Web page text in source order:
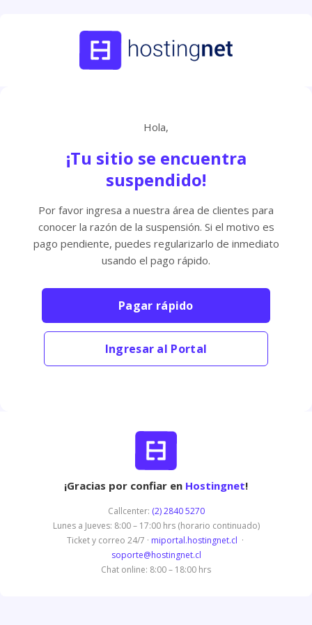
Hola,
¡Tu sitio se encuentra
suspendido!
Por favor ingresa a nuestra área de clientes para
conocer la razón de la suspensión. Si el motivo es
pago pendiente, puedes regularizarlo de inmediato
usando el pago rápido.
Pagar rápido
Ingresar al Portal
¡Gracias por confiar en Hostingnet!
Callcenter: (2) 2840 5270
Lunes a Jueves: 8:00 – 17:00 hrs (horario continuado)
Ticket y correo 24/7 · miportal.hostingnet.cl ·
soporte@hostingnet.cl
Chat online: 8:00 – 18:00 hrs